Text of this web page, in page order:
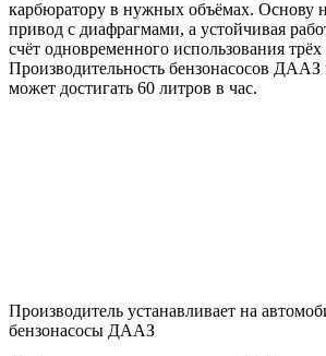
карбюратору в нужных объёмах. Основу
привод с диафрагмами, а устойчивая
счёт одновременного использования
Производительность бензонасосов
может достигать 60 литров в час.
Производитель устанавливает на
бензонасосы ДААЗ